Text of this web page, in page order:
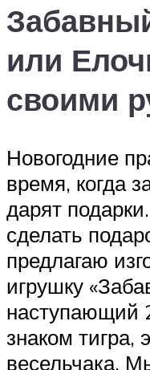
или
своими
Новогодние
время, когда
дарят
сделать
предлагаю
игрушку
наступающий
знаком тигра,
весельчака.